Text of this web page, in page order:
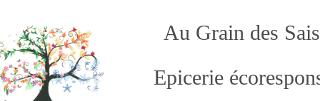
Au Grain des
Epicerie